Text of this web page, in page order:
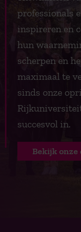
professionals
inspireren en
hun
scherpen en
maximaal te
sinds onze
succesvol in.
Bekijk